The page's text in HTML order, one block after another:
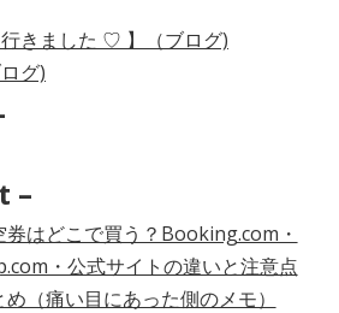
行きました ♡ 】（ブログ)
グ)
–
券はどこで買う？Booking.com・
・公式サイトの違いと注意点
め（痛い目にあった側のメモ）